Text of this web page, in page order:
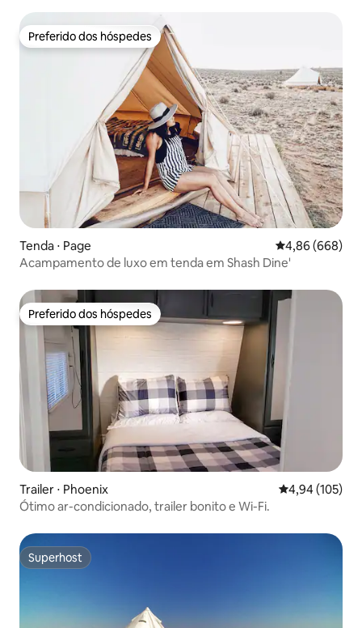
Preferido dos hóspedes
Preferido dos hóspedes
Tenda ⋅ Page 4,86 de uma
4,86 (668)
Acampamento de luxo em tenda em Shash Dine'
Preferido dos hóspedes
Preferido dos hóspedes
Trailer ⋅ Phoenix 4,94 de uma
4,94 (105)
Ótimo ar-condicionado, trailer bonito e Wi-Fi.
Superhost
Superhost